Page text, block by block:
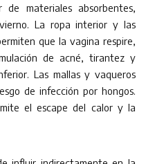
materiales absorbentes,
La ropa interior y las
que la vagina respire,
de acné, tirantez y
Las mallas y vaqueros
de infección por hongos.
el escape del calor y la